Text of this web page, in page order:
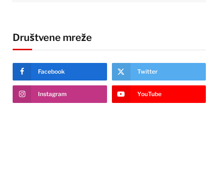
Društvene mreže
Facebook Twitter
Instagram YouTube